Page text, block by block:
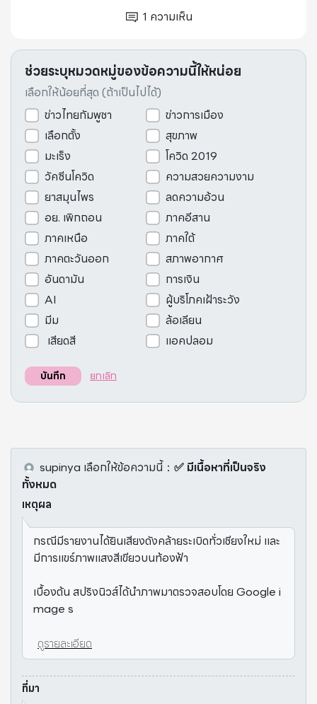
1 ความเห็น
ช่วยระบุหมวดหมู่ของข้อความนี้ให้หน่อย
เลือกให้น้อยที่สุด (ถ้าเป็นไปได้)
ข่าวไทยกัมพูชา
ข่าวการเมือง
เลือกตั้ง
สุขภาพ
มะเร็ง
โควิด 2019
วัคซีนโควิด
ความสวยความงาม
ยาสมุนไพร
ลดความอ้วน
อย. เพิกถอน
ภาคอีสาน
ภาคเหนือ
ภาคใต้
ภาคตะวันออก
สภาพอากาศ
อันดามัน
การเงิน
AI
ผู้บริโภคเฝ้าระวัง
มีม
ล้อเลียน
เสียดสี
แอคปลอม
บันทึก ยกเลิก
supinya เลือกให้ข้อความนี้： ✅ มีเนื้อหาที่เป็นจริง
ทั้งหมด
เหตุผล
กรณีมีรายงานได้ยินเสียงดังคล้ายระเบิดทั่วเชียงใหม่ และ
มีการแขร์ภาพแสงสีเขียวบนท้องฟ้า
เบื้องต้น สปริงนิวส์ได้นำภาพมาตรวจสอบโดย Google i
mage s
ดูรายละเอียด
ที่มา